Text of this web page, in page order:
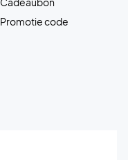
Promotie code